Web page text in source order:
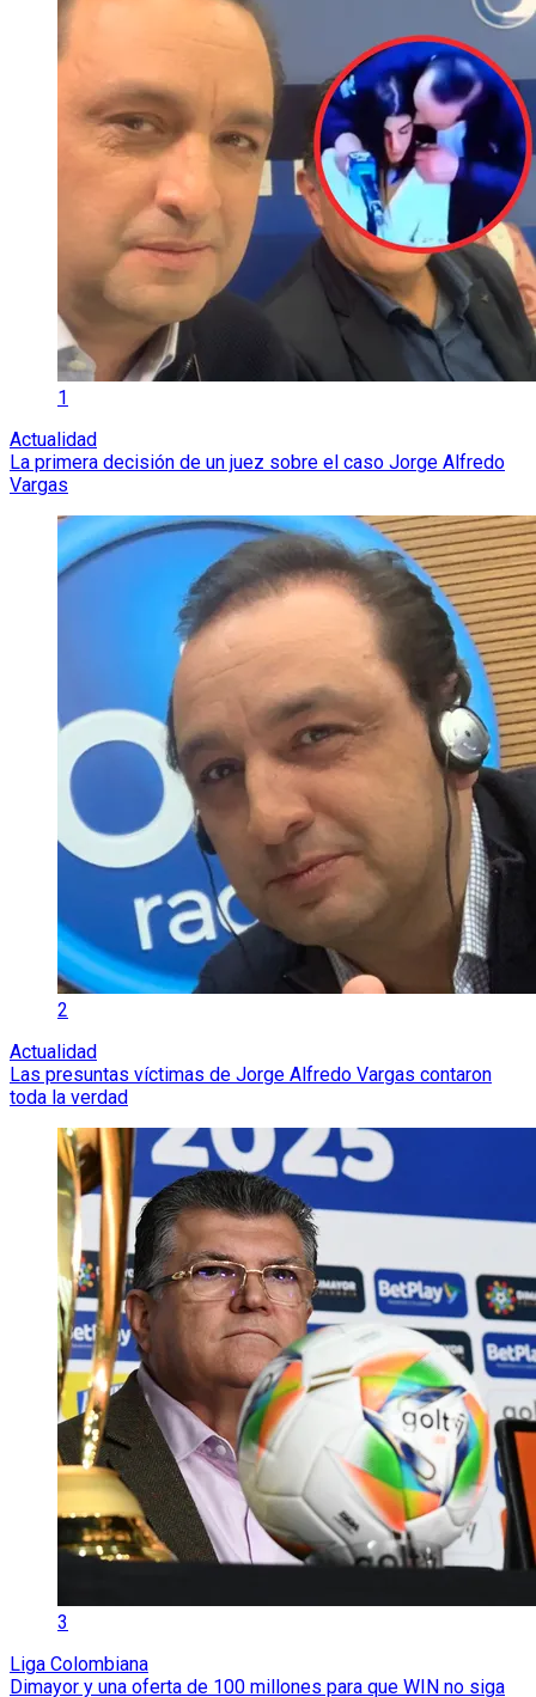
1
Actualidad
La primera decisión de un juez sobre el caso Jorge Alfredo
Vargas
2
Actualidad
Las presuntas víctimas de Jorge Alfredo Vargas contaron
toda la verdad
3
Liga Colombiana
Dimayor y una oferta de 100 millones para que WIN no siga